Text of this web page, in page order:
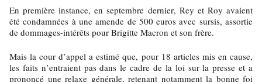
En première instance, en septembre dernier, Rey et Roy avaient
été condamnées à une amende de 500 euros avec sursis, assortie
de dommages-intérêts pour Brigitte Macron et son frère.
Mais la cour d’appel a estimé que, pour 18 articles mis en cause,
les faits n’entraient pas dans le cadre de la loi sur la presse et a
prononcé une relaxe générale, retenant notamment la bonne foi